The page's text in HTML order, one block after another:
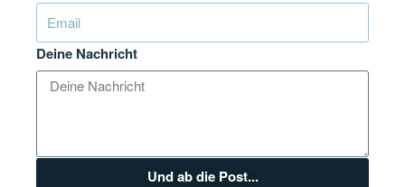
Deine Nachricht
Und ab die Post...